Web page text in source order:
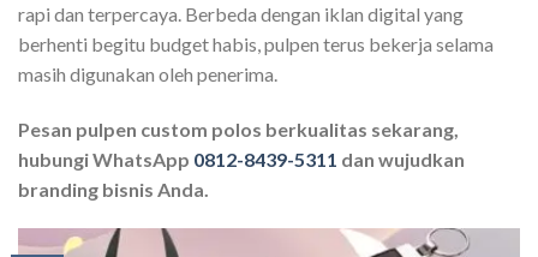
rapi dan terpercaya. Berbeda dengan iklan digital yang
berhenti begitu budget habis, pulpen terus bekerja selama
masih digunakan oleh penerima.
Pesan pulpen custom polos berkualitas sekarang,
hubungi WhatsApp 0812-8439-5311 dan wujudkan
branding bisnis Anda.